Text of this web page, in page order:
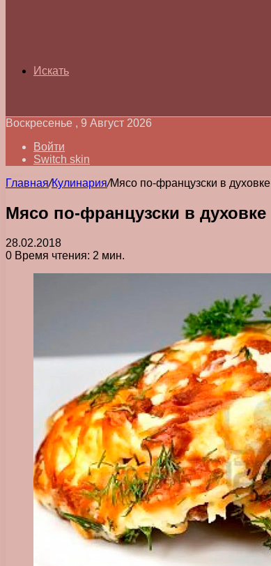
Искать
Воскресенье , 9 Август 2026
Войти
Switch skin
Главная/Кулинария/Мясо по-французски в духовке
Мясо по-французски в духовке
28.02.2018
0 Время чтения: 2 мин.